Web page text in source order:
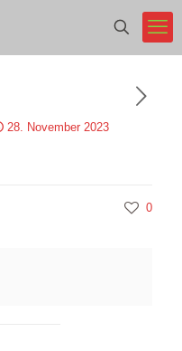
28. November 2023
0